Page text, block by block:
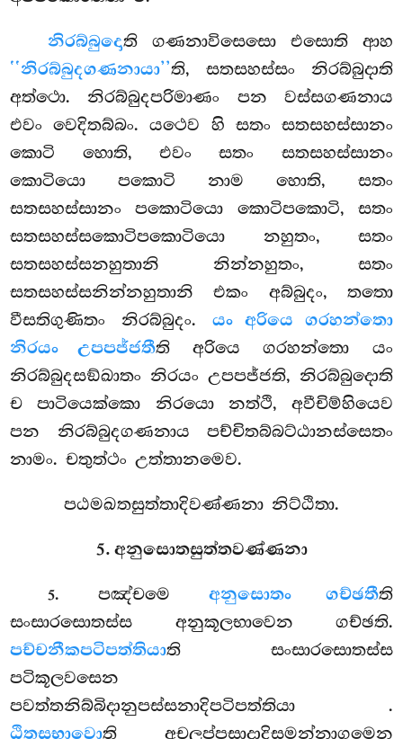
නිරබ්බුදොති ගණනාවිසෙසො එසොති ආහ
‘‘නිරබ්බුදගණනායා’’ති, සතසහස්සං නිරබ්බුදාති
අත්ථො. නිරබ්බුදපරිමාණං පන වස්සගණනාය
එවං වෙදිතබ්බං. යථෙව හි සතං සතසහස්සානං
කොටි හොති, එවං සතං සතසහස්සානං
කොටියො පකොටි නාම හොති, සතං
සතසහස්සානං පකොටියො කොටිපකොටි, සතං
සතසහස්සකොටිපකොටියො නහුතං, සතං
සතසහස්සනහුතානි නින්නහුතං, සතං
සතසහස්සනින්නහුතානි එකං අබ්බුදං, තතො
වීසතිගුණිතං නිරබ්බුදං. යං අරියෙ ගරහන්තො
නිරයං උපපජ්ජතීති අරියෙ ගරහන්තො යං
නිරබ්බුදසඞ්ඛාතං නිරයං උපපජ්ජති, නිරබ්බුදොති
ච පාටියෙක්කො නිරයො නත්ථි, අවීචිම්හියෙව
පන නිරබ්බුදගණනාය පච්චිතබ්බට්ඨානස්සෙතං
නාමං. චතුත්ථං උත්තානමෙව.
පඨමඛතසුත්තාදිවණ්ණනා නිට්ඨිතා.
5. අනුසොතසුත්තවණ්ණනා
5. පඤ්චමෙ අනුසොතං ගච්ඡතීති
සංසාරසොතස්ස අනුකූලභාවෙන ගච්ඡති.
පච්චනීකපටිපත්තියාති සංසාරසොතස්ස
පටිකූලවසෙන
පවත්තනිබ්බිදානුපස්සනාදිපටිපත්තියා .
ඨිතසභාවොති අචලප්පසාදාදිසමන්නාගමෙන